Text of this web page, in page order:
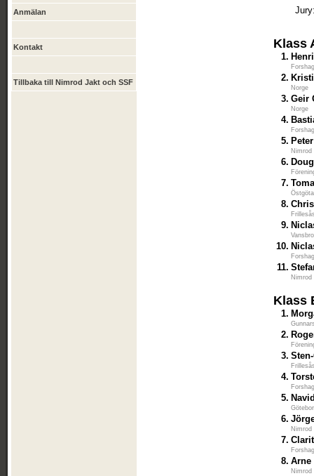
Anmälan
Kontakt
Tillbaka till Nimrod Jakt och SSF
Klass
1.
2.
Norge
3. Geir
Norge
4.
5.
6.
7.
8.
9.
10.
11.
Klass
1.
2.
3.
4.
5.
6.
7.
8. Arne